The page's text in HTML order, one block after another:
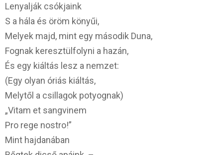
Lenyalják csókjaink
S a hála és öröm könyűi,
Melyek majd, mint egy második Duna,
Fognak keresztülfolyni a hazán,
És egy kiáltás lesz a nemzet:
(Egy olyan óriás kiáltás,
Melytől a csillagok potyognak)
„Vitam et sangvinem
Pro rege nostro!”
Mint hajdanában